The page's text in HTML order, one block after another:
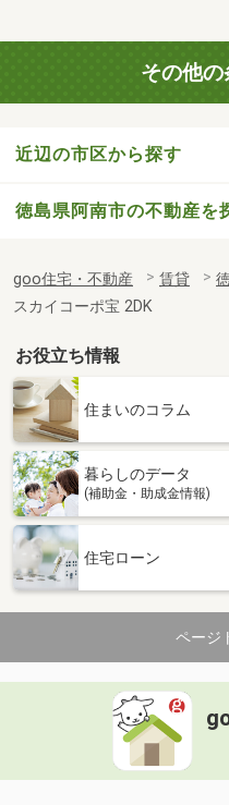
その他
近辺の市区から探す
徳島県阿南市の不動産を
goo住宅・不動産 賃貸
スカイコーポ宝 2DK
お役立ち情報
住まいのコラム
暮らしのデータ
(補助金・助成金情報)
住宅ローン
ページ